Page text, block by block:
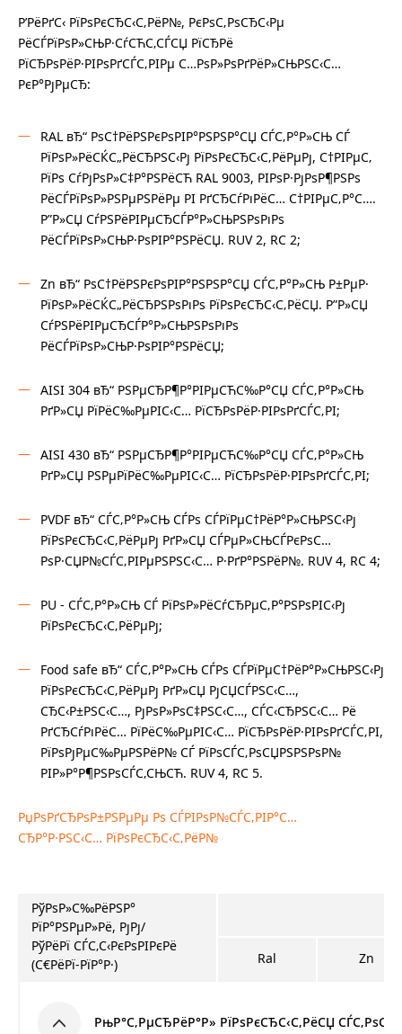
Р’РёРґС‹ РїРѕРєСЂС‹С‚РёР№, РєРѕС‚РѕСЂС‹Рµ
РёСЃРїРѕР»СЊР·СѓСЋС‚СЃСЏ РїСЂРё
РїСЂРѕРёР·РІРѕРґСЃС‚РІРµ С…РѕР»РѕРґРёР»СЊРЅС‹С…
РєР°РјРµСЂ:
RAL вЂ“ РѕС†РёРЅРєРѕРІР°РЅРЅР°СЏ СЃС‚Р°Р»СЊ СЃ
РїРѕР»РёСЌС„РёСЂРЅС‹Рј РїРѕРєСЂС‹С‚РёРµРј, С†РІРµС‚
РїРѕ СѓРјРѕР»С‡Р°РЅРёСЋ RAL 9003, РІРѕР·РјРѕР¶РЅРѕ
РёСЃРїРѕР»РЅРµРЅРёРµ РІ РґСЂСѓРіРёС… С†РІРµС‚Р°С….
Р”Р»СЏ СѓРЅРёРІРµСЂСЃР°Р»СЊРЅРѕРіРѕ
РёСЃРїРѕР»СЊР·РѕРІР°РЅРёСЏ. RUV 2, RC 2;
Zn вЂ“ РѕС†РёРЅРєРѕРІР°РЅРЅР°СЏ СЃС‚Р°Р»СЊ Р±РµР·
РїРѕР»РёСЌС„РёСЂРЅРѕРіРѕ РїРѕРєСЂС‹С‚РёСЏ. Р”Р»СЏ
СѓРЅРёРІРµСЂСЃР°Р»СЊРЅРѕРіРѕ
РёСЃРїРѕР»СЊР·РѕРІР°РЅРёСЏ;
AISI 304 вЂ“ РЅРµСЂР¶Р°РІРµСЋС‰Р°СЏ СЃС‚Р°Р»СЊ
РґР»СЏ РїРёС‰РµРІС‹С… РїСЂРѕРёР·РІРѕРґСЃС‚РІ;
AISI 430 вЂ“ РЅРµСЂР¶Р°РІРµСЋС‰Р°СЏ СЃС‚Р°Р»СЊ
РґР»СЏ РЅРµРїРёС‰РµРІС‹С… РїСЂРѕРёР·РІРѕРґСЃС‚РІ;
PVDF вЂ“ СЃС‚Р°Р»СЊ СЃРѕ СЃРїРµС†РёР°Р»СЊРЅС‹Рј
РїРѕРєСЂС‹С‚РёРµРј РґР»СЏ СЃРµР»СЊСЃРєРѕС…
РѕР·СЏР№СЃС‚РІРµРЅРЅС‹С… Р·РґР°РЅРёР№. RUV 4, RC 4;
PU - СЃС‚Р°Р»СЊ СЃ РїРѕР»РёСѓСЂРµС‚Р°РЅРѕРІС‹Рј
РїРѕРєСЂС‹С‚РёРµРј;
Food safe вЂ“ СЃС‚Р°Р»СЊ СЃРѕ СЃРїРµС†РёР°Р»СЊРЅС‹Рј
РїРѕРєСЂС‹С‚РёРµРј РґР»СЏ РјСЏСЃРЅС‹С…,
СЂС‹Р±РЅС‹С…, РјРѕР»РѕС‡РЅС‹С…, СЃС‹СЂРЅС‹С… Рё
РґСЂСѓРіРёС… РїРёС‰РµРІС‹С… РїСЂРѕРёР·РІРѕРґСЃС‚РІ,
РїРѕРјРµС‰РµРЅРёР№ СЃ РїРѕСЃС‚РѕСЏРЅРЅРѕР№
РІР»Р°Р¶РЅРѕСЃС‚СЊСЋ. RUV 4, RC 5.
РџРѕРґСЂРѕР±РЅРµРµ Рѕ СЃРІРѕР№СЃС‚РІР°С…
СЂР°Р·РЅС‹С… РїРѕРєСЂС‹С‚РёР№
РўРѕР»С‰РёРЅР°
РїР°РЅРµР»Рё, РјРј/
РўРёРї СЃС‚С‹РєРѕРІРєРё
(С€РёРї-РїР°Р·)
Ral Zn
РњР°С‚РµСЂРёР°Р» РїРѕРєСЂС‹С‚РёСЏ